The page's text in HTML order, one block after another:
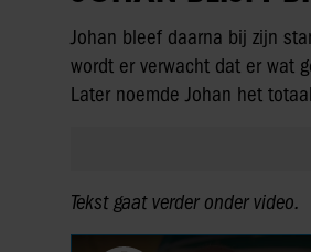
Johan bleef daarna bij zijn
wordt er verwacht dat er wat
Later noemde Johan het
Tekst gaat verder onder video.